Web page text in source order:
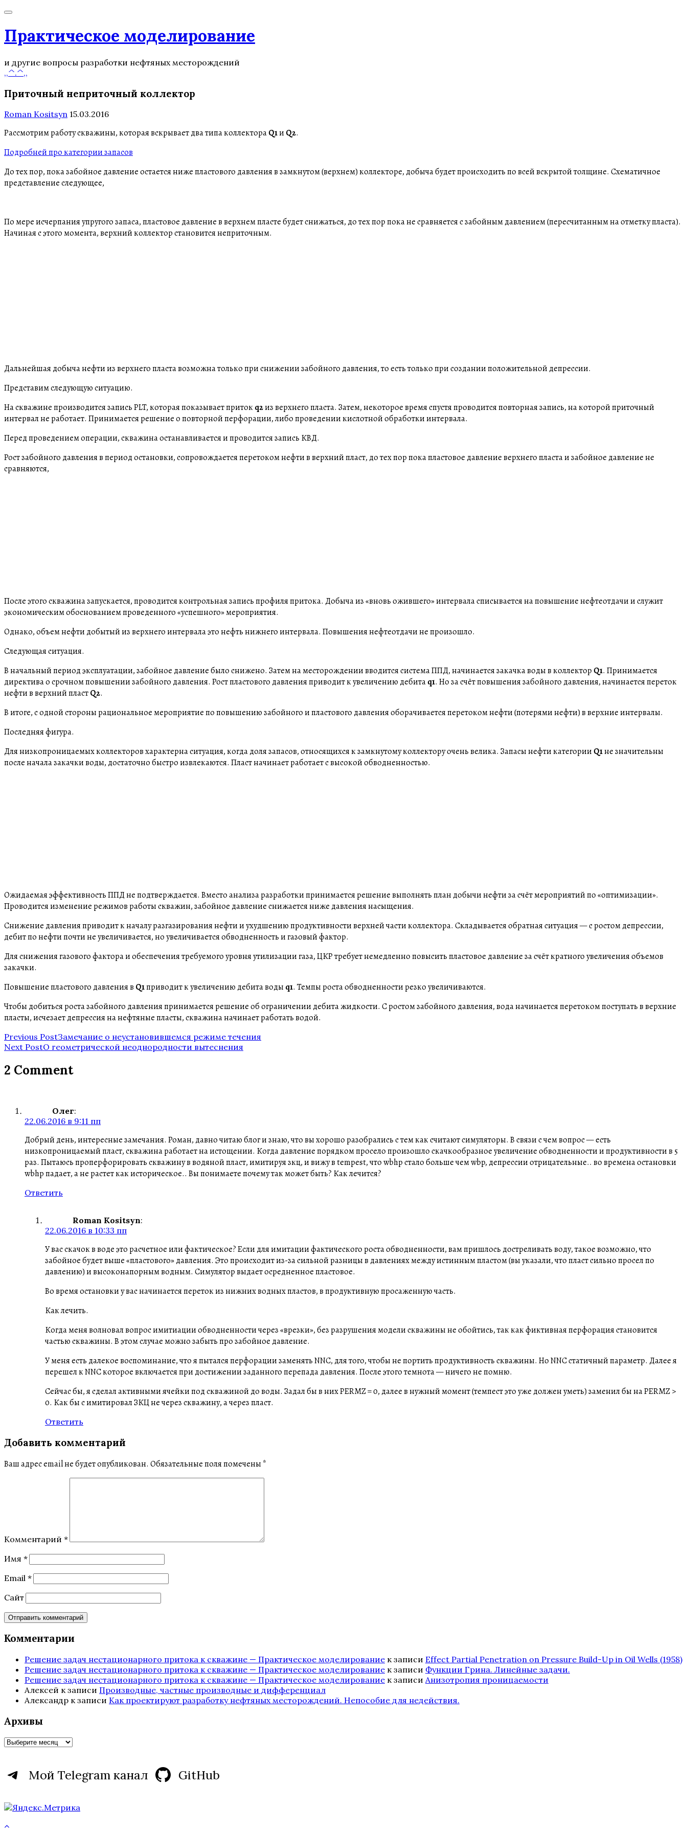
Практическое моделирование
и другие вопросы разработки нефтяных месторождений
,,^.^,,
Приточный неприточный коллектор
Roman Kositsyn 15.03.2016
Рассмотрим работу скважины, которая вскрывает два типа коллектораQ1и Q2.
Подробней про категории запасов
До тех пор, пока забойное давление остается ниже пластового давления в замкнутом (верхнем) коллекторе, добыча будет происходить по всей вскрытой толщине. Схематичное
представление следующее,
По мере исчерпания упругого запаса, пластовое давление в верхнем пласте будет снижаться, до тех пор пока не сравняется с забойным давлением (пересчитанным на отметку пласта).
Начиная с этого момента, верхний коллектор становится неприточным.
Дальнейшая добыча нефти из верхнего пласта возможна только при снижении забойного давления, то есть только при создании положительной депрессии.
Представим следующую ситуацию.
На скважине производится запись PLT, которая показывает приток q2из верхнего пласта. Затем, некоторое время спустя проводится повторная запись, на которой приточный
интервал не работает. Принимается решение о повторной перфорации, либо проведении кислотной обработки интервала.
Перед проведением операции, скважина останавливается и проводится запись КВД.
Рост забойного давления в период остановки, сопровождается перетоком нефти в верхний пласт, до тех пор пока пластовое давление верхнего пласта и забойное давление не
сравняются,
После этого скважина запускается, проводится контрольная запись профиля притока. Добыча из «вновь ожившего» интервала списывается на повышение нефтеотдачи и служит
экономическим обоснованием проведенного «успешного» мероприятия.
Однако, объем нефти добытый из верхнего интервала это нефть нижнего интервала. Повышения нефтеотдачи не произошло.
Следующая ситуация.
В начальный период эксплуатации, забойное давление было снижено. Затем на месторождении вводится система ППД, начинается закачка воды в коллектор Q1. Принимается
директива о срочном повышении забойного давления. Рост пластового давления приводит к увеличению дебитаq1. Но за счёт повышения забойного давления, начинается переток
нефти в верхний пластQ2.
В итоге, с одной стороны рациональное мероприятие по повышению забойного и пластового давления оборачивается перетоком нефти (потерями нефти) в верхние интервалы.
Последняя фигура.
Для низкопроницаемых коллекторов характерна ситуация, когда доля запасов, относящихся к замкнутому коллектору очень велика. Запасы нефти категории Q1не значительны
после начала закачки воды, достаточно быстро извлекаются. Пласт начинает работает с высокой обводненностью.
Ожидаемая эффективность ППД не подтверждается. Вместо анализа разработки принимается решение выполнять план добычи нефти за счёт мероприятий по «оптимизации».
Проводится изменение режимов работы скважин, забойное давление снижается ниже давления насыщения.
Снижение давления приводит к началу разгазирования нефти и ухудшению продуктивности верхней части коллектора. Складывается обратная ситуация — с ростом депрессии,
дебит по нефти почти не увеличивается, но увеличивается обводненность и газовый фактор.
Для снижения газового фактора и обеспечения требуемого уровня утилизации газа, ЦКР требует немедленно повысить пластовое давление за счёт кратного увеличения объемов
закачки.
Повышение пластового давления в Q1приводит к увеличению дебита воды q1. Темпы роста обводненности резко увеличиваются.
Чтобы добиться роста забойного давления принимается решение об ограничении дебита жидкости. С ростом забойного давления, вода начинается перетоком поступать в верхние
пласты, исчезает депрессия на нефтяные пласты, скважина начинает работать водой.
Post
navigation
Previous PostЗамечание о неустановившемся режиме течения
Next PostО геометрической неоднородности вытеснения
2 Comment
Олег:
22.06.2016 в 9:11 пп
Добрый день, интересные замечания. Роман, давно читаю блог и знаю, что вы хорошо разобрались с тем как считают симуляторы. В связи с чем вопрос — есть
низкопроницаемый пласт, скважина работает на истощении. Когда давление порядком просело произошло скачкообразное увеличение обводненности и продуктивности в 5
раз. Пытаюсь проперфорировать скважину в водяной пласт, имитируя зкц, и вижу в tempest, что wbhp стало больше чем wbp, депрессии отрицательные.. во времена остановки
wbhp падает, а не растет как историческое.. Вы понимаете почему так может быть? Как лечится?
Ответить
Roman Kositsyn:
22.06.2016 в 10:33 пп
У вас скачок в воде это расчетное или фактическое? Если для имитации фактического роста обводненности, вам пришлось достреливать воду, такое возможно, что
забойное будет выше «пластового» давления. Это происходит из-за сильной разницы в давлениях между истинным пластом (вы указали, что пласт сильно просел по
давлению) и высоконапорным водным. Симулятор выдает осредненное пластовое.
Во время остановки у вас начинается переток из нижних водных пластов, в продуктивную просаженную часть.
Как лечить.
Когда меня волновал вопрос имитиации обводненности через «врезки», без разрушения модели скважины не обойтись, так как фиктивная перфорация становится
частью скважины. В этом случае можно забыть про забойное давление.
У меня есть далекое воспоминание, что я пытался перфорации заменять NNC, для того, чтобы не портить продуктивность скважины. Но NNC статичный параметр. Далее я
перешел к NNC которое включается при достижении заданного перепада давления. После этого темнота — ничего не помню.
Сейчас бы, я сделал активными ячейки под скважиной до воды. Задал бы в них PERMZ = 0, далее в нужный момент (темпест это уже должен уметь) заменил бы на PERMZ >
0. Как бы с имитировал ЗКЦ не через скважину, а через пласт.
Ответить
Добавить комментарий
Ваш адрес email не будет опубликован. Обязательные поля помечены *
Комментарий *
Имя *
Email *
Сайт
Комментарии
Решение задач нестационарного притока к скважине — Практическое моделирование к записи Effect Partial Penetration on Pressure Build-Up in Oil Wells (1958)
Решение задач нестационарного притока к скважине — Практическое моделирование к записи Функции Грина. Линейные задачи.
Решение задач нестационарного притока к скважине — Практическое моделирование к записи Анизотропия проницаемости
Алексей к записи Производные, частные производные и дифференциал
Александр к записи Как проектируют разработку нефтяных месторождений. Непособие для недействия.
Архивы
Архивы
Мой Telegram канал GitHub